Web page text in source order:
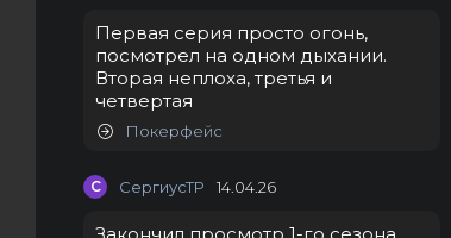
Первая серия просто огонь,
посмотрел на одном дыхании.
Вторая неплоха, третья и
четвертая
Покерфейс
С СергиусТР 14.04.26